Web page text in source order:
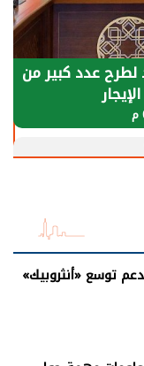
عدد كبير من
تدعم توسع «أنثروبيك»